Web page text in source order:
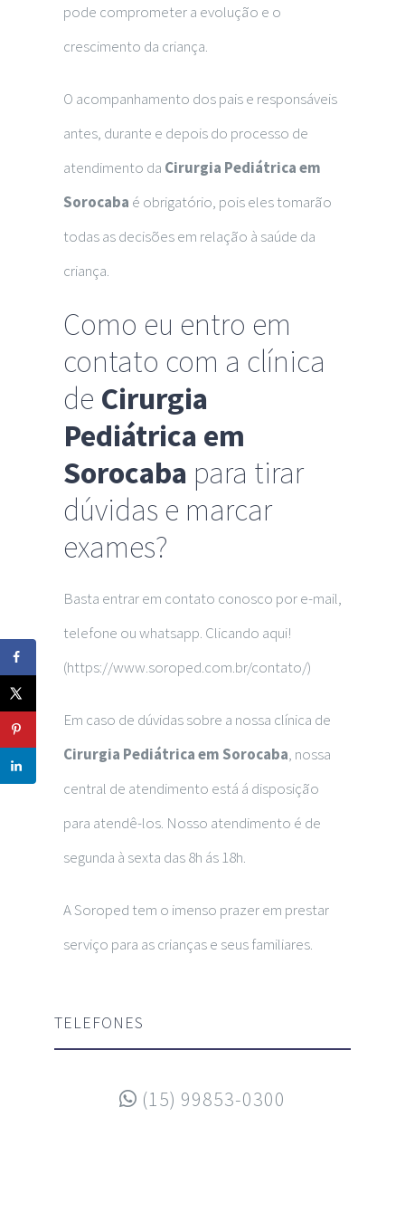
pode comprometer a evolução e o
crescimento da criança.
O acompanhamento dos pais e responsáveis
antes, durante e depois do processo de
atendimento da Cirurgia Pediátrica em
Sorocaba é obrigatório, pois eles tomarão
todas as decisões em relação à saúde da
criança.
Como eu entro em
contato com a clínica
de Cirurgia
Pediátrica em
Sorocaba para tirar
dúvidas e marcar
exames?
Basta entrar em contato conosco por e-mail,
telefone ou whatsapp. Clicando aqui!
(https://www.soroped.com.br/contato/)
Em caso de dúvidas sobre a nossa clínica de
Cirurgia Pediátrica em Sorocaba, nossa
central de atendimento está á disposição
para atendê-los. Nosso atendimento é de
segunda à sexta das 8h ás 18h.
A Soroped tem o imenso prazer em prestar
serviço para as crianças e seus familiares.
TELEFONES
(15) 99853-0300